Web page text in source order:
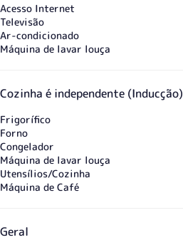
Acesso Internet
Televisão
Ar-condicionado
Máquina de lavar louça
Cozinha é independente (Inducção)
Frigorífico
Forno
Congelador
Máquina de lavar louça
Utensílios/Cozinha
Máquina de Café
Geral